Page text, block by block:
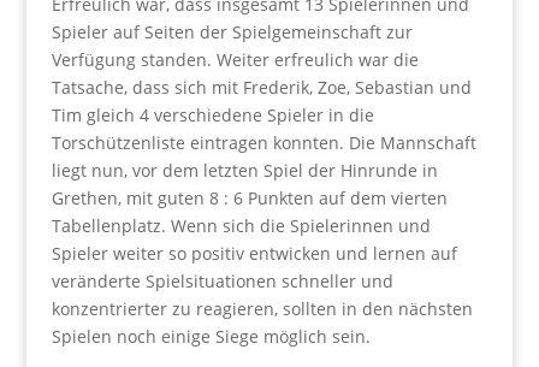
Spieler auf Seiten der Spielgemeinschaft zur
Verfügung standen. Weiter erfreulich war die
Tatsache, dass sich mit Frederik, Zoe, Sebastian und
Tim gleich 4 verschiedene Spieler in die
Torschützenliste eintragen konnten. Die Mannschaft
liegt nun, vor dem letzten Spiel der Hinrunde in
Grethen, mit guten 8 : 6 Punkten auf dem vierten
Tabellenplatz. Wenn sich die Spielerinnen und
Spieler weiter so positiv entwicken und lernen auf
veränderte Spielsituationen schneller und
konzentrierter zu reagieren, sollten in den nächsten
Spielen noch einige Siege möglich sein.